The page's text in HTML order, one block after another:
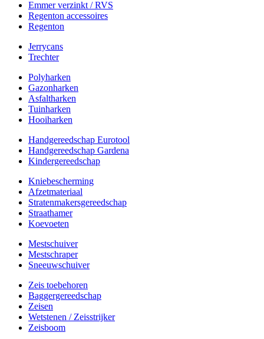
Emmer verzinkt / RVS
Regenton accessoires
Regenton
Jerrycans
Trechter
Polyharken
Gazonharken
Asfaltharken
Tuinharken
Hooiharken
Handgereedschap Eurotool
Handgereedschap Gardena
Kindergereedschap
Kniebescherming
Afzetmateriaal
Stratenmakersgereedschap
Straathamer
Koevoeten
Mestschuiver
Mestschraper
Sneeuwschuiver
Zeis toebehoren
Baggergereedschap
Zeisen
Wetstenen / Zeisstrijker
Zeisboom